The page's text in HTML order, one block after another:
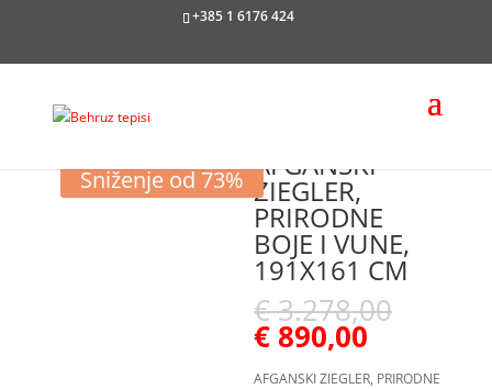
+385 1 6176 424
Sniženje od 73% AFGANSKI
ZIEGLER,
PRIRODNE
BOJE I VUNE,
191X161 CM
€3.278,00
€ 890,00
AFGANSKI ZIEGLER, PRIRODNE